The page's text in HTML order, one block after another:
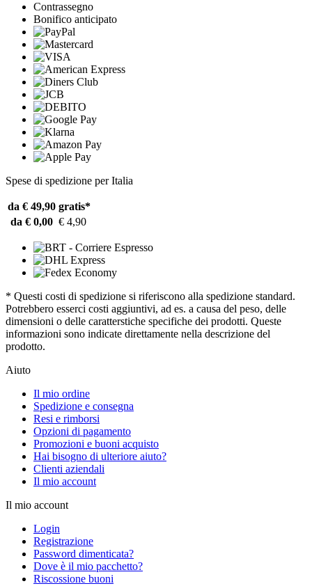
Contrassegno
Bonifico anticipato
Spese di spedizione per Italia
da € 49,90 gratis*
da € 0,00 € 4,90
* Questi costi di spedizione si riferiscono alla spedizione standard.
Potrebbero esserci costi aggiuntivi, ad es. a causa del peso, delle
dimensioni o delle caratterstiche specifiche dei prodotti. Queste
informazioni sono indicate direttamente nella descrizione del
prodotto.
Aiuto
Il mio ordine
Spedizione e consegna
Resi e rimborsi
Opzioni di pagamento
Promozioni e buoni acquisto
Hai bisogno di ulteriore aiuto?
Clienti aziendali
Il mio account
Il mio account
Login
Registrazione
Password dimenticata?
Dove è il mio pacchetto?
Riscossione buoni